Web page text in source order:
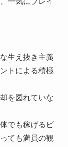
生え抜き主義
トによる積極
を図れていな
でも稼げるビ
ても満員の観